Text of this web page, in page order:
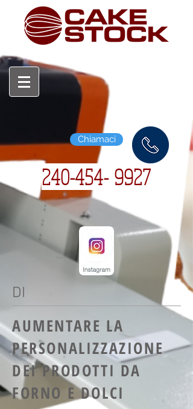
Chiamaci
240-454- 9927
DI
AUMENTARE LA
PERSONALIZZAZIONE
DEI PRODOTTI DA
FORNO E DOLCI